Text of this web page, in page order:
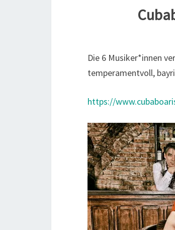
Die 6 Musiker*innen
temperamentvoll,
https://